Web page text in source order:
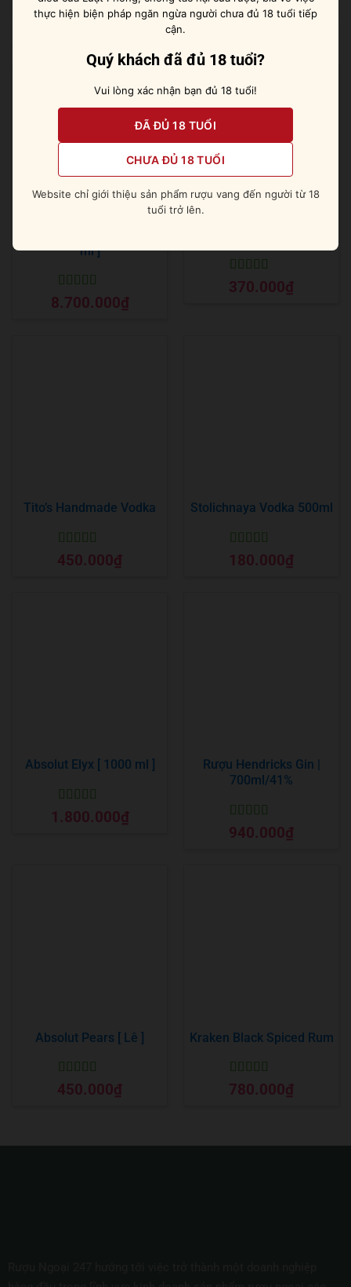
ml ]
Được xếp
hạng55 sao
8.700.000₫
Được xếp
hạng55 sao
370.000₫
Tito’s Handmade Vodka
Được xếp
hạng55 sao
450.000₫
Stolichnaya Vodka 500ml
Được xếp
hạng55 sao
180.000₫
Absolut Elyx [ 1000 ml ]
Được xếp
hạng55 sao
1.800.000₫
Rượu Hendricks Gin |
700ml/41%
Được xếp
hạng55 sao
940.000₫
Absolut Pears [ Lê ]
Được xếp
hạng55 sao
450.000₫
Kraken Black Spiced Rum
Được xếp
hạng55 sao
780.000₫
thực hiện biện pháp ngăn ngừa người chưa đủ 18 tuổi tiếp
cận.
Quý khách đã đủ 18 tuổi?
Vui lòng xác nhận bạn đủ 18 tuổi!
ĐÃ ĐỦ 18 TUỔI
CHƯA ĐỦ 18 TUỔI
Website chỉ giới thiệu sản phẩm rượu vang đến người từ 18
tuổi trở lên.